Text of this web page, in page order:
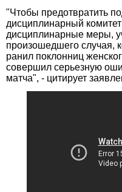
"Чтобы предотвратить
дисциплинарный
дисциплинарные меры,
произошедшего случая,
ранил поклонниц
совершил серьезную
матча", - цитирует